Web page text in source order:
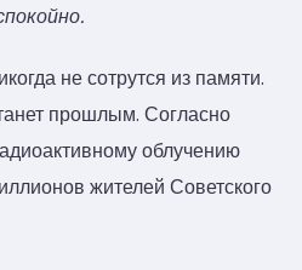
не сотрутся из памяти.
прошлым. Согласно
облучению
жителей Советского